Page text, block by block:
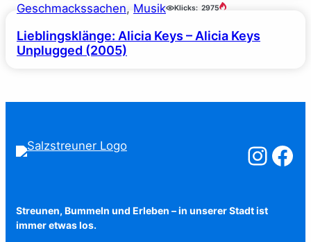
Geschmackssachen, Musik Klicks: 2975
Lieblingsklänge: Alicia Keys – Alicia Keys
Unplugged (2005)
Salzstreuner
Streunen, Bummeln und Erleben – in unserer Stadt ist
immer etwas los.